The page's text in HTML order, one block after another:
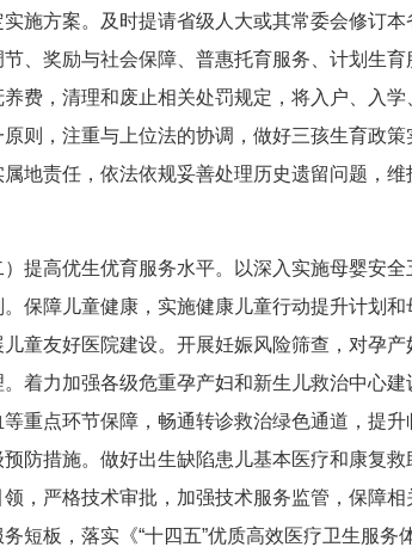
施方案。及时提请省级人大或其常委会修订
节、奖励与社会保障、普惠托育服务、计划生
养费，清理和废止相关处罚规定，将入户、入
原则，注重与上位法的协调，做好三孩生育政
地责任，依法依规妥善处理历史遗留问题，
）提高优生优育服务水平。以深入实施母婴安
保障儿童健康，实施健康儿童行动提升计划
儿童友好医院建设。开展妊娠风险筛查，对孕
。着力加强各级危重孕产妇和新生儿救治中心
重点环节保障，畅通转诊救治绿色通道，提
防措施。做好出生缺陷患儿基本医疗和康复
，严格技术审批，加强技术服务监管，保障
务短板，落实《“十四五”优质高效医疗卫生服